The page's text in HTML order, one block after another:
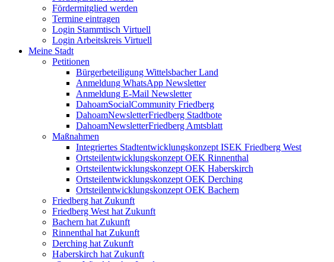
Fördermitglied werden
Termine eintragen
Login Stammtisch Virtuell
Login Arbeitskreis Virtuell
Meine Stadt
Petitionen
Bürgerbeteiligung Wittelsbacher Land
Anmeldung WhatsApp Newsletter
Anmeldung E-Mail Newsletter
DahoamSocialCommunity Friedberg
DahoamNewsletterFriedberg Stadtbote
DahoamNewsletterFriedberg Amtsblatt
Maßnahmen
Integriertes Stadtentwicklungskonzept ISEK Friedberg West
Ortsteilentwicklungskonzept OEK Rinnenthal
Ortsteilentwicklungskonzept OEK Haberskirch
Ortsteilentwicklungskonzept OEK Derching
Ortsteilentwicklungskonzept OEK Bachern
Friedberg hat Zukunft
Friedberg West hat Zukunft
Bachern hat Zukunft
Rinnenthal hat Zukunft
Derching hat Zukunft
Haberskirch hat Zukunft